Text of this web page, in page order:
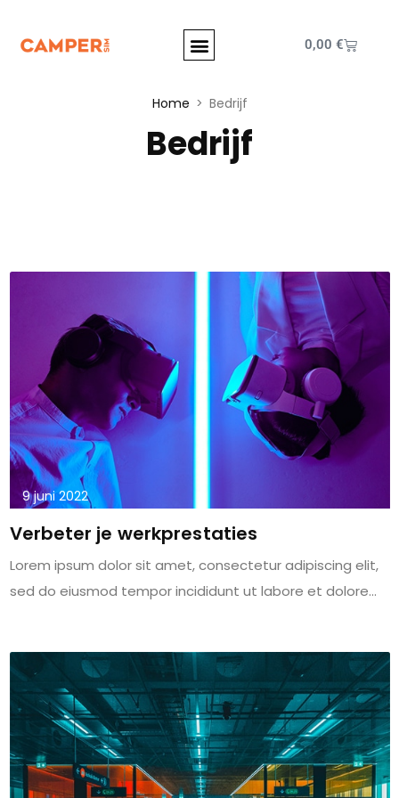
0,00 €
Home Bedrijf
Bedrijf
9 juni 2022
Verbeter je werkprestaties
Lorem ipsum dolor sit amet, consectetur adipiscing elit,
sed do eiusmod tempor incididunt ut labore et dolore...